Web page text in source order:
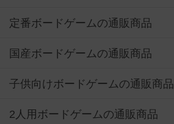
定番ボードゲームの通販商品
国産ボードゲームの通販商品
子供向けボードゲームの通販商品
2人用ボードゲームの通販商品